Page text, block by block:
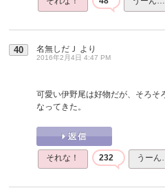
40 名無しだＪ より
2016年2月4日 4:47 PM
可愛い伊野尾は好物だが、そろそ
なってきた。
それな！ 232 うーん…